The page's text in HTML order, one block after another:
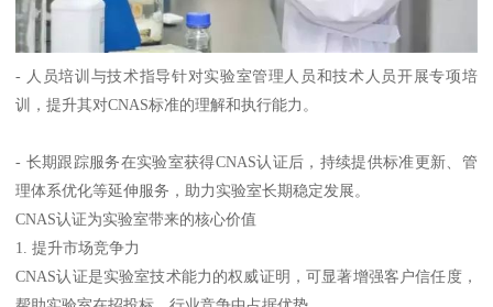
- 人员培训与技术指导针对实验室管理人员和技术人员开展专项培
训，提升其对CNAS标准的理解和执行能力。
- 长期跟踪服务在实验室获得CNAS认证后，持续提供标准更新、管
理体系优化等延伸服务，助力实验室长期稳定发展。
CNAS认证为实验室带来的核心价值
1. 提升市场竞争力
CNAS认证是实验室技术能力的权威证明，可显著增强客户信任度，